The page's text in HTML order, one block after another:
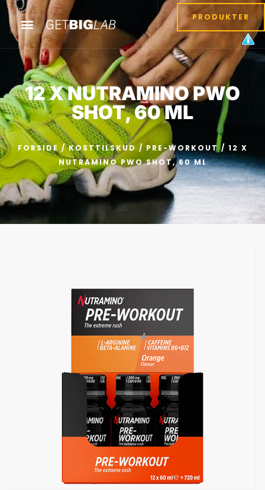
PRODUKTER
12 X NUTRAMINO PWO
SHOT, 60 ML
FORSIDE /KOSTTILSKUD / PRE-WORKOUT/ 12 X
NUTRAMINO PWO SHOT, 60 ML